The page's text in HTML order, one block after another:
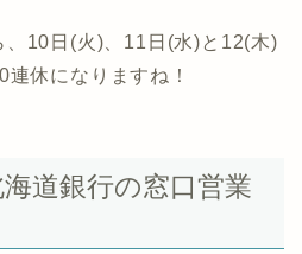
、10日(火)、11日(水)と12(木)
休になりますね！
海道銀行の窓口営業